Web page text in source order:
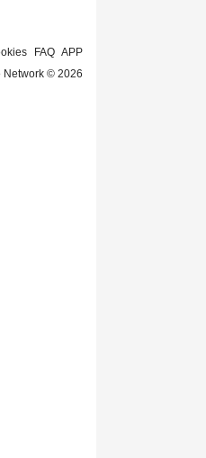
FAQ APP
Network © 2026